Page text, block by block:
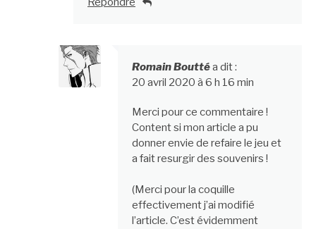
Romain Bouttéa dit :
20 avril 2020 à 6 h 16 min
Merci pour ce commentaire !
Content si mon article a pu
donner envie de refaire le jeu et
a fait resurgir des souvenirs !
(Merci pour la coquille
effectivement j’ai modifié
l’article. C’est évidemment